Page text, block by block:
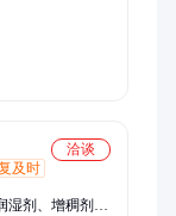
洽谈
及时
湿剂、增稠剂、